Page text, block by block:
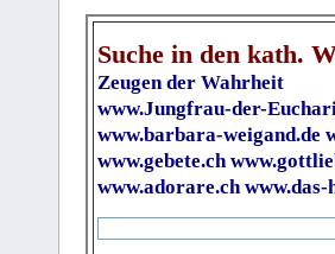
Suche in den kath.
Zeugen der Wahrheit
www.Jungfrau-der-
www.barbara-weigand.de
www.gebete.ch
www.adorare.ch www.das-